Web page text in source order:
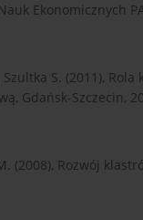
Ekonomicznych
Szultka S. (2011),
Gdańsk-Szczecin,
(2008), Rozwój